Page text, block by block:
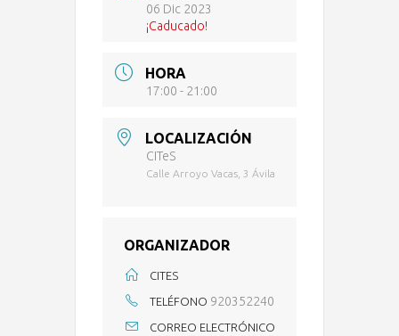
06 Dic 2023
¡Caducado!
HORA
17:00 - 21:00
LOCALIZACIÓN
CITeS
Calle Arroyo Vacas, 3 Ávila
ORGANIZADOR
CITES
TELÉFONO 920352240
CORREO ELECTRÓNICO